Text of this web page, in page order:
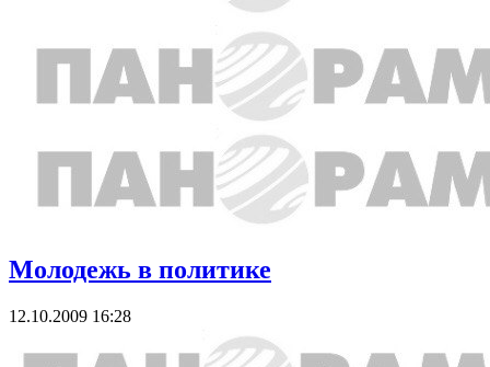
Молодежь в политике
12.10.2009 16:28